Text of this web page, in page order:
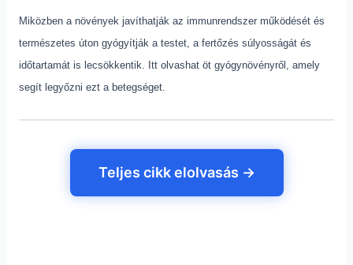
Miközben a növények javíthatják az immunrendszer működését és
természetes úton gyógyítják a testet, a fertőzés súlyosságát és
időtartamát is lecsökkentik. Itt olvashat öt gyógynövényről, amely
segít legyőzni ezt a betegséget.
Teljes cikk elolvasás →